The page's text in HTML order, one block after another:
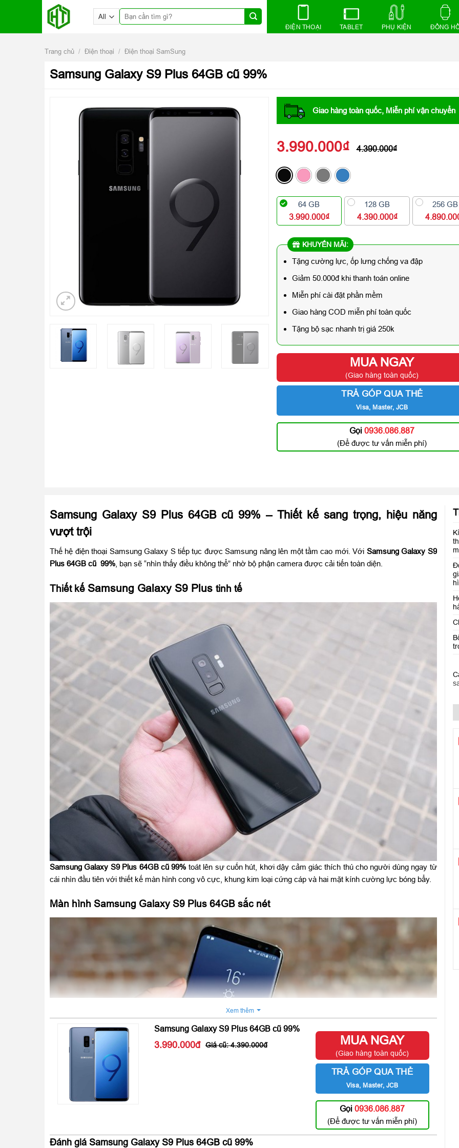
Tìm
kiếm:
ĐIỆN THOẠI TABLET PHỤ KIỆN ĐỒNG
Trang chủ / Điện thoại / Điện thoại SamSung
Samsung Galaxy S9 Plus 64GB cũ 99%
Giao hàng toàn quốc, Miễn phí vận chuyển
3.990.000₫ 4.390.000₫
64 GB
3.990.000₫
128 GB
4.390.000₫
256 GB
KHUYẾN MÃI:
Tặng cường lực, ốp lưng chống va đập
Giảm 50.000đ khi thanh toán online
Miễn phí cài đặt phần mềm
Giao hàng COD miễn phí toàn quốc
Tặng bộ sạc nhanh trị giá 250k
MUA NGAY
(Giao hàng toàn quốc)
TRẢ GÓP QUA THẺ
Visa, Master, JCB
Gọi0936.086.887
(Để được tư vấn miễn phí)
Samsung Galaxy S9 Plus 64GB cũ 99% – Thiết kế sang trọng, hiệu năng
vượt trội
Thế hệ điện thoại Samsung Galaxy S tiếp tục được Samsung nâng lên một tầm cao mới. Với Samsung Galaxy S9
Plus 64GB cũ 99%, bạn sẽ “nhìn thấy điều không thể” nhờ bộ phận camera được cải tiến toàn diện.
Thiết kế Samsung Galaxy S9 Plus tinh tế
Samsung Galaxy S9 Plus 64GBcũ 99% toát lên sự cuốn hút, khơi dậy cảm giác thích thú cho người dùng ngay từ
cái nhìn đầu tiên với thiết kế màn hình cong vô cực, khung kim loại cứng cáp và hai mặt kính cường lực bóng bẩy.
Màn hình Samsung Galaxy S9 Plus 64GB sắc nét
Xem thêm
Samsung Galaxy S9 Plus 64GB cũ 99%
3.990.000 4.390.000 MUA NGAY
(Giao hàng toàn quốc)
TRẢ GÓP QUA THẺ
Visa, Master, JCB
Gọi0936.086.887
(Để được tư vấn miễn phí)
Đánh giá Samsung Galaxy S9 Plus 64GB cũ 99%